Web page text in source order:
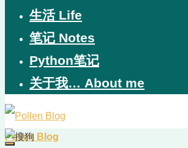
生活 Life
笔记 Notes
Python笔记
关于我… About me
Pollen Blog